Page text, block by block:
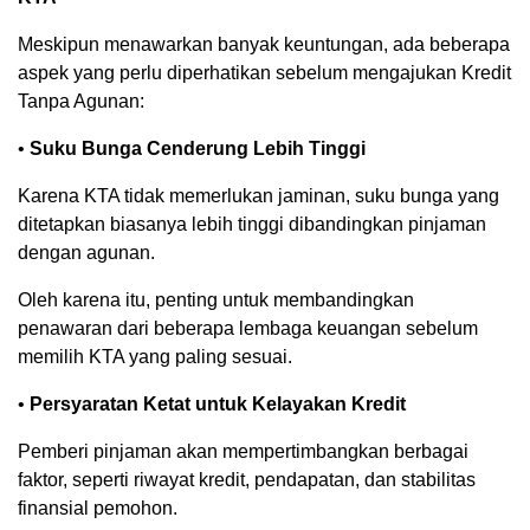
Meskipun menawarkan banyak keuntungan, ada beberapa
aspek yang perlu diperhatikan sebelum mengajukan Kredit
Tanpa Agunan:
• Suku Bunga Cenderung Lebih Tinggi
Karena KTA tidak memerlukan jaminan, suku bunga yang
ditetapkan biasanya lebih tinggi dibandingkan pinjaman
dengan agunan.
Oleh karena itu, penting untuk membandingkan
penawaran dari beberapa lembaga keuangan sebelum
memilih KTA yang paling sesuai.
• Persyaratan Ketat untuk Kelayakan Kredit
Pemberi pinjaman akan mempertimbangkan berbagai
faktor, seperti riwayat kredit, pendapatan, dan stabilitas
finansial pemohon.